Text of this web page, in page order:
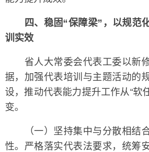
四、稳固“保障梁”，以规范
训实效
省人大常委会代表工委以新
据，加强代表培训与主题活动的
设，推动代表能力提升工作从“软
变。
（一）坚持集中与分散相结
性。严格落实代表法要求，统筹